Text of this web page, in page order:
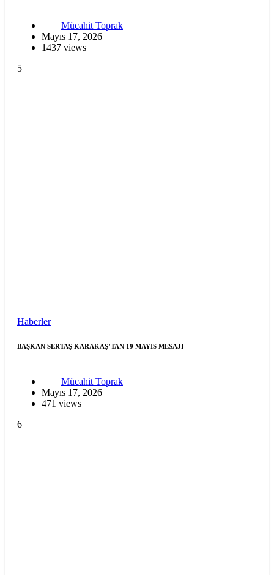
Mücahit Toprak
Mayıs 17, 2026
1437 views
5
Haberler
BAŞKAN SERTAŞ KARAKAŞ’TAN 19 MAYIS MESAJI
Mücahit Toprak
Mayıs 17, 2026
471 views
6